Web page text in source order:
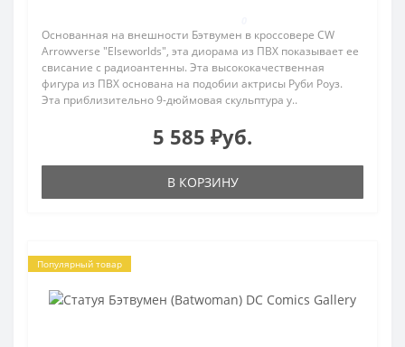
Основанная на внешности Бэтвумен в кроссовере CW
Arrowverse "Elseworlds", эта диорама из ПВХ показывает ее
свисание с радиоантенны. Эта высококачественная
фигура из ПВХ основана на подобии актрисы Руби Роуз.
Эта приблизительно 9-дюймовая скульптура у..
5 585 ₽уб.
В КОРЗИНУ
Популярный товар